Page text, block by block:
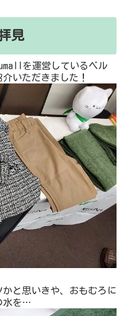
見
を運営しているベル
いただきました！
と思いきや、おもむろに
水を…